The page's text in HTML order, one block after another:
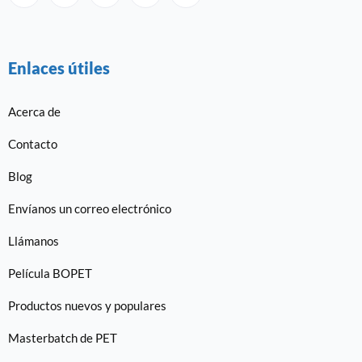
Enlaces útiles
Acerca de
Contacto
Blog
Envíanos un correo electrónico
Llámanos
Película BOPET
Productos nuevos y populares
Masterbatch de PET